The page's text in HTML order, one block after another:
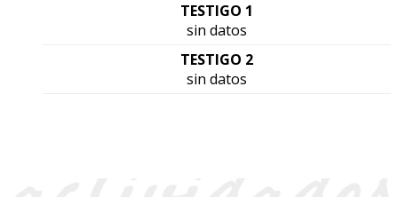
TESTIGO 1
sin datos
TESTIGO 2
sin datos